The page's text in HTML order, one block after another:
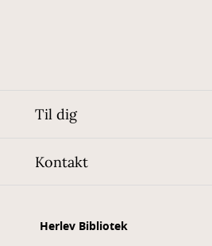
Til dig
Kontakt
Herlev Bibliotek